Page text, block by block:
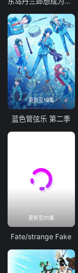
更新至19集
蓝色管弦乐 第二季
更新至01集
Fate/strange Fake